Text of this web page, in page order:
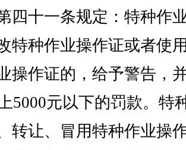
四十一条规定：特种作
特种作业操作证或者使
操作证的，给予警告，
5000元以下的罚款。特
转让、冒用特种作业操